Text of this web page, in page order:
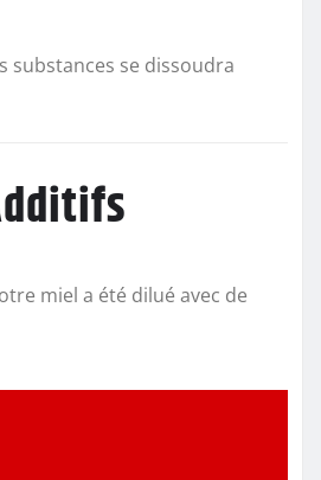
substances se dissoudra
miel a été dilué avec de